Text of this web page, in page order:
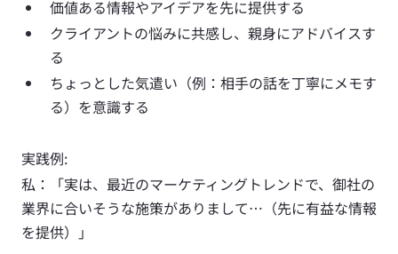
価値ある情報やアイデアを先に提供する
クライアントの悩みに共感し、親身にアドバイスす
る
ちょっとした気遣い（例：相手の話を丁寧にメモす
る）を意識する
実践例:
私：「実は、最近のマーケティングトレンドで、御社の
業界に合いそうな施策がありまして…（先に有益な情報
を提供）」